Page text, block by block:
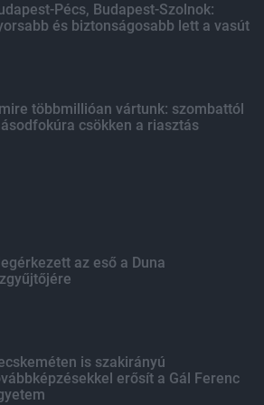
Pécs, Budapest-Szolnok:
és biztonságosabb lett a vasút
többmillióan vártunk: szombattól
csökken a riasztás
az eső a Duna
is szakirányú
erősít a Gál Ferenc